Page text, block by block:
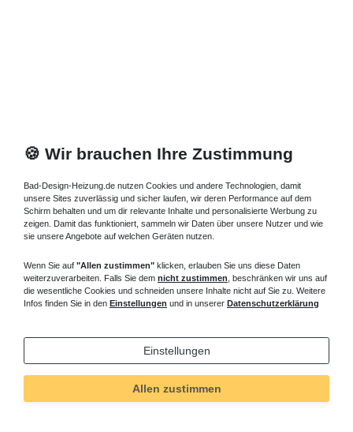
🍪 Wir brauchen Ihre Zustimmung
Bad-Design-Heizung.de nutzen Cookies und andere Technologien, damit
unsere Sites zuverlässig und sicher laufen, wir deren Performance auf dem
Schirm behalten und um dir relevante Inhalte und personalisierte Werbung zu
zeigen. Damit das funktioniert, sammeln wir Daten über unsere Nutzer und wie
sie unsere Angebote auf welchen Geräten nutzen.
Wenn Sie auf "Allen zustimmen" klicken, erlauben Sie uns diese Daten
weiterzuverarbeiten. Falls Sie dem nicht zustimmen , beschränken wir uns auf
die wesentliche Cookies und schneiden unsere Inhalte nicht auf Sie zu. Weitere
Infos finden Sie in den Einstellungen und in unserer Datenschutzerklärung
Einstellungen
Allen zustimmen